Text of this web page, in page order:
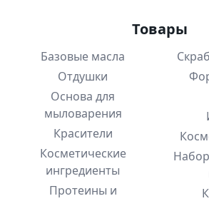
Товары
Базовые масла
Отдушки
Основа для
мыловарения
Красители
Косметические
ингредиенты
Протеины и